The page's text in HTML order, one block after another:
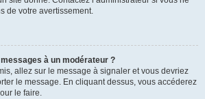
de votre avertissement.
à un modérateur ?
allez sur le message à signaler et vous devriez
le message. En cliquant dessus, vous accéderez
le faire.